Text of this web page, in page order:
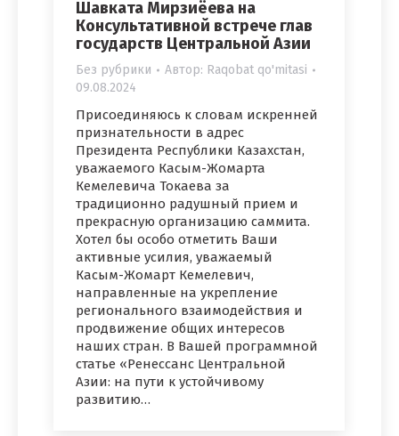
Шавката Мирзиёева на
Консультативной встрече глав
государств Центральной Азии
Без рубрики Автор: Raqobat qo'mitasi
09.08.2024
Присоединяюсь к словам искренней
признательности в адрес
Президента Республики Казахстан,
уважаемого Касым-Жомарта
Кемелевича Токаева за
традиционно радушный прием и
прекрасную организацию саммита.
Хотел бы особо отметить Ваши
активные усилия, уважаемый
Касым-Жомарт Кемелевич,
направленные на укрепление
регионального взаимодействия и
продвижение общих интересов
наших стран. В Вашей программной
статье «Ренессанс Центральной
Азии: на пути к устойчивому
развитию…